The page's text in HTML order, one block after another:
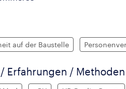
auf der Baustelle
Erfahrungen / Methoden